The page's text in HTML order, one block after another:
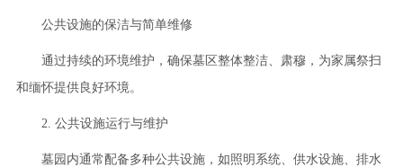
公共设施的保洁与简单维修
通过持续的环境维护，确保墓区整体整洁、肃穆，为家属祭扫
和缅怀提供良好环境。
2. 公共设施运行与维护
墓园内通常配备多种公共设施，如照明系统、供水设施、排水